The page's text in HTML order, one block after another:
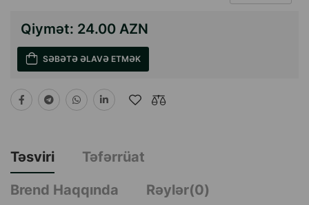
Qiymət: 24.00 AZN
SƏBƏTƏ ƏLAVƏ ETMƏK
Təsviri
Təfərrüat
Brend Haqqında
Rəylər(0)